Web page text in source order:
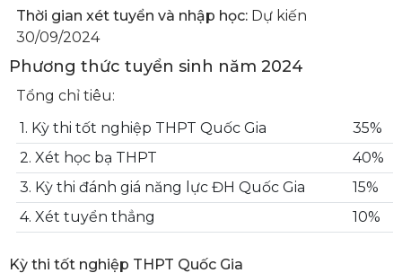
Thời gian xét tuyển và nhập học: Dự kiến
30/09/2024
Phương thức tuyển sinh năm 2024
Tổng chỉ tiêu:
1. Kỳ thi tốt nghiệp THPT Quốc Gia
35%
2. Xét học bạ THPT
40%
3. Kỳ thi đánh giá năng lực ĐH Quốc Gia
15%
4. Xét tuyển thẳng
10%
Kỳ thi tốt nghiệp THPT Quốc Gia